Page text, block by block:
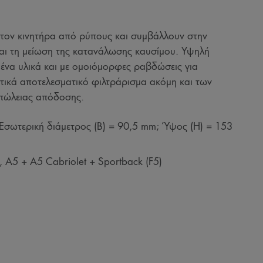
κινητήρα από ρύπους και συμβάλλουν στην
τη μείωση της κατανάλωσης καυσίμου. Υψηλή
υλικά και με ομοιόμορφες ραβδώσεις για
αποτελεσματικό φιλτράρισμα ακόμη και των
απόδοσης.
διάμετρος (B) = 90,5 mm; Ύψος (H) = 153
+ A5 Cabriolet + Sportback (F5)